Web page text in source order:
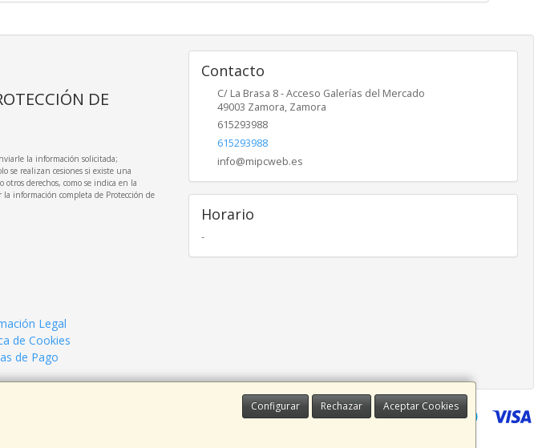
Configurar Rechazar Aceptar Cookies
DE
la información solicitada;
se realizan cesiones si existe una
otros derechos, como se indica en la
información completa de Protección de
Legal
de Cookies
de Pago
Contacto
C/ La Brasa 8 - Acceso Galerías del Mercado
49003 Zamora, Zamora
615293988
615293988
info@mipcweb.es
Horario
-